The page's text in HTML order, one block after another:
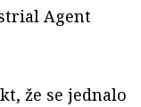
Agent
že se jednalo